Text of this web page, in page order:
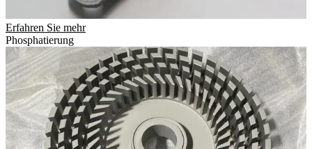
Erfahren Sie mehr
Phosphatierung